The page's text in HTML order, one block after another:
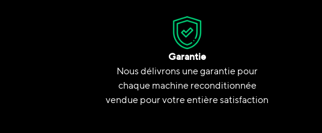
Garantie
Nous délivrons une garantie pour
chaque machine reconditionnée
vendue pour votre entière satisfaction